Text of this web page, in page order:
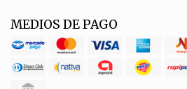
MEDIOS DE PAGO